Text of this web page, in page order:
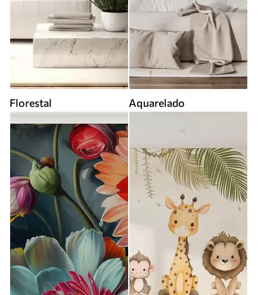
Florestal Aquarelado